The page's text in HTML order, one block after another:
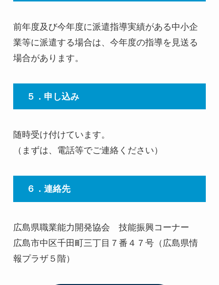
前年度及び今年度に派遣指導実績がある中小企
業等に派遣する場合は、今年度の指導を見送る
場合があります。
５．申し込み
随時受け付けています。
（まずは、電話等でご連絡ください）
６．連絡先
広島県職業能力開発協会 技能振興コーナー
広島市中区千田町三丁目７番４７号（広島県情
報プラザ５階）